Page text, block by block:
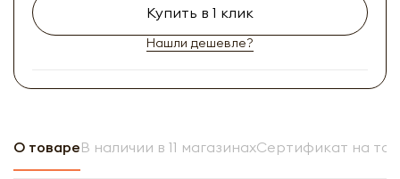
Купить в 1 клик
Нашли дешевле?
О товареВ наличии в 11 магазинахСертификат на